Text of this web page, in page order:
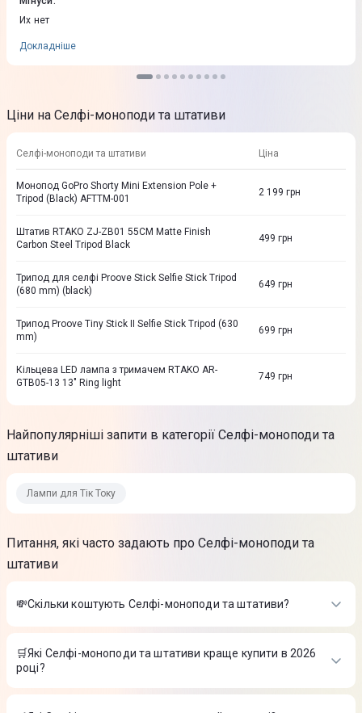
Их нет
Докладніше
Ціни на Селфі-моноподи та штативи
Селфі-моноподи та штативи Ціна
Монопод GoPro Shorty Mini Extension Pole +
Tripod (Black) AFTTM-001
2 199 грн
Штатив RTAKO ZJ-ZB01 55CM Matte Finish
Carbon Steel Tripod Black
499 грн
Трипод для селфі Proove Stick Selfie Stick Tripod
(680 mm) (black)
649 грн
Трипод Proove Tiny Stick II Selfie Stick Tripod (630
mm)
699 грн
Кільцева LED лампа з тримачем RTAKO AR-
GTB05-13 13" Ring light
749 грн
Найпопулярніші запити в категорії Селфі-моноподи та
штативи
Лампи для Тік Току
Питання, які часто задають про Селфі-моноподи та
штативи
💸Скільки коштують Селфі-моноподи та штативи?
Вартість товарів в категорії Селфі-моноподи та штативи в
інтернет-магазині Цитрус
Монопод GoPro Shorty Mini Extension Pole + Tripod (Black)
🛒Які Селфі-моноподи та штативи краще купити в 2026
році?
Найкращі Селфі-моноподи та штативи в 2026 році на думку
інтернет-магазину Цитрус